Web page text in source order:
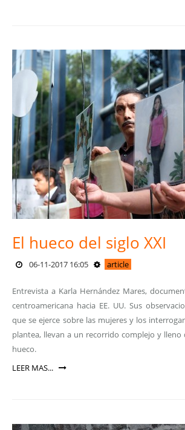
El hueco del siglo XXI
06-11-2017 16:05 article
Entrevista a Karla Hernández Mares,
centroamericana hacia EE. UU. Sus
que se ejerce sobre las mujeres y los
plantea, llevan a un recorrido complejo y lleno
hueco.
LEER MAS...